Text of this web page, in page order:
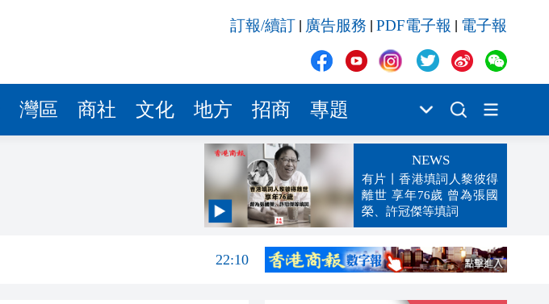
訂報/續訂 廣告服務 PDF電子報 電子報
灣區 商社 文化 地方 招商 專題
NEWS
有片丨香港填詞人黎彼得
離世 享年76歲 曾為張國
榮、許冠傑等填詞
22:25
22:10